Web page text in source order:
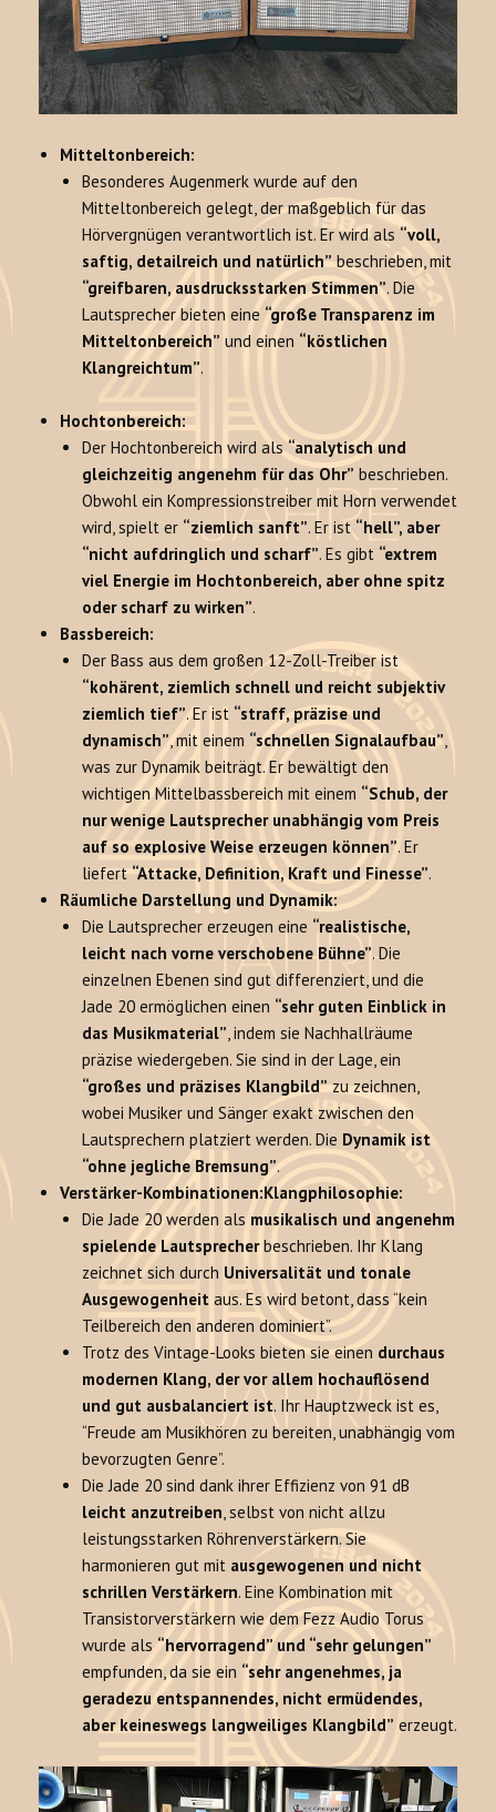
Mitteltonbereich:
Besonderes Augenmerk wurde auf den
Mitteltonbereich gelegt, der maßgeblich für das
Hörvergnügen verantwortlich ist. Er wird als “voll,
saftig, detailreich und natürlich”beschrieben, mit
“greifbaren, ausdrucksstarken Stimmen”. Die
Lautsprecher bieten eine “große Transparenz im
Mitteltonbereich” und einen “köstlichen
Klangreichtum”.
Hochtonbereich:
Der Hochtonbereich wird als“analytisch und
gleichzeitig angenehm für das Ohr” beschrieben.
Obwohl ein Kompressionstreiber mit Horn verwendet
wird, spielt er “ziemlich sanft”. Er ist “hell”, aber
“nicht aufdringlich und scharf”. Es gibt “extrem
viel Energie im Hochtonbereich, aber ohne spitz
oder scharf zu wirken”.
Bassbereich:
Der Bass aus dem großen 12-Zoll-Treiber ist
“kohärent, ziemlich schnell und reicht subjektiv
ziemlich tief”. Er ist “straff, präzise und
dynamisch”, mit einem “schnellen Signalaufbau”,
was zur Dynamik beiträgt. Er bewältigt den
wichtigen Mittelbassbereich mit einem “Schub, der
nur wenige Lautsprecher unabhängig vom Preis
auf so explosive Weise erzeugen können”. Er
liefert“Attacke, Definition, Kraft und Finesse”.
Räumliche Darstellung und Dynamik:
Die Lautsprecher erzeugen eine “realistische,
leicht nach vorne verschobene Bühne”. Die
einzelnen Ebenen sind gut differenziert, und die
Jade 20 ermöglichen einen “sehr guten Einblick in
das Musikmaterial”, indem sie Nachhallräume
präzise wiedergeben. Sie sind in der Lage, ein
“großes und präzises Klangbild”zu zeichnen,
wobei Musiker und Sänger exakt zwischen den
Lautsprechern platziert werden. Die Dynamik ist
“ohne jegliche Bremsung”.
Verstärker-Kombinationen:Klangphilosophie:
Die Jade 20 werden als musikalisch und angenehm
spielende Lautsprecherbeschrieben. Ihr Klang
zeichnet sich durch Universalität und tonale
Ausgewogenheit aus. Es wird betont, dass “kein
Teilbereich den anderen dominiert”.
Trotz des Vintage-Looks bieten sie einen durchaus
modernen Klang, der vor allem hochauflösend
und gut ausbalanciert ist. Ihr Hauptzweck ist es,
“Freude am Musikhören zu bereiten, unabhängig vom
bevorzugten Genre”.
Die Jade 20 sind dank ihrer Effizienz von 91 dB
leicht anzutreiben, selbst von nicht allzu
leistungsstarken Röhrenverstärkern. Sie
harmonieren gut mit ausgewogenen und nicht
schrillen Verstärkern. Eine Kombination mit
Transistorverstärkern wie dem Fezz Audio Torus
wurde als “hervorragend” und “sehr gelungen”
empfunden, da sie ein “sehr angenehmes, ja
geradezu entspannendes, nicht ermüdendes,
aber keineswegs langweiliges Klangbild” erzeugt.